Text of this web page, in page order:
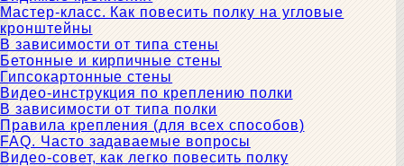
Мастер-класс. Как повесить полку на угловые
кронштейны
В зависимости от типа стены
Бетонные и кирпичные стены
Гипсокартонные стены
Видео-инструкция по креплению полки
В зависимости от типа полки
Правила крепления (для всех способов)
FAQ. Часто задаваемые вопросы
Видео-совет, как легко повесить полку